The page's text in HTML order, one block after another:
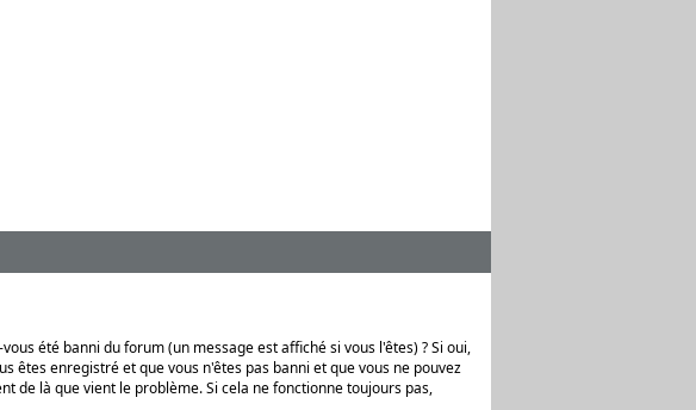
été banni du forum (un message est affiché si vous l'êtes) ? Si oui,
êtes enregistré et que vous n'êtes pas banni et que vous ne pouvez
de là que vient le problème. Si cela ne fonctionne toujours pas,